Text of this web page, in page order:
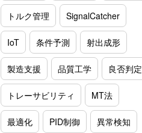
トルク管理 SignalCatcher
IoT 条件予測 射出成形
製造支援 品質工学 良否判定
トレーサビリティ MT法
最適化 PID制御 異常検知